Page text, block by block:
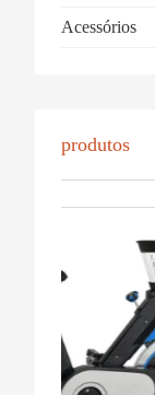
Acessórios
produtos